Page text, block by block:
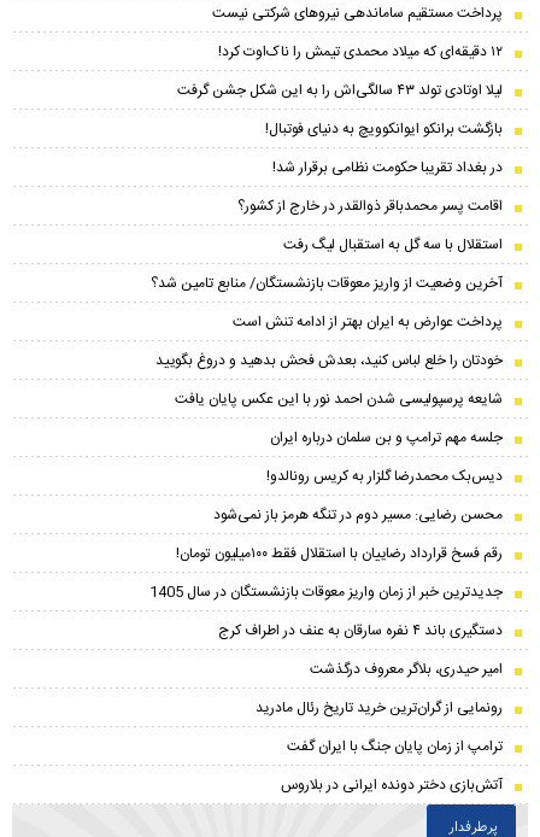
پرداخت مستقیم ساماندهی نیروهای شرکتی نیست
۱۲ دقیقه‌ای که میلاد محمدی تیمش را ناک‌اوت کرد!
لیلا اوتادی تولد ۴۳ سالگی‌اش را به این شکل جشن گرفت
بازگشت برانکو ایوانکوویچ به دنیای فوتبال!
در بغداد تقریبا حکومت نظامی برقرار شد!
اقامت پسر محمدباقر ذوالقدر در خارج از کشور؟
استقلال با سه گل به استقبال لیگ رفت
آخرین وضعیت از واریز معوقات بازنشستگان/ منابع تامین شد؟
پرداخت عوارض به ایران بهتر از ادامه تنش است
خودتان را خلع لباس کنید، بعدش فحش بدهید و دروغ بگویید
شایعه پرسپولیسی شدن احمد نور با این عکس پایان یافت
جلسه مهم ترامپ و بن سلمان درباره ایران
دیس‌بک محمدرضا گلزار به کریس رونالدو!
محسن رضایی: مسیر دوم در تنگه هرمز باز نمی‌شود
رقم فسخ قرارداد رضاییان با استقلال فقط ۱۰۰میلیون تومان!
جدیدترین خبر از زمان واریز معوقات بازنشستگان در سال 1405
دستگیری باند ۴ نفره سارقان به عنف در اطراف کرج
امیر حیدری، بلاگر معروف درگذشت
رونمایی از گران‌ترین خرید تاریخ رئال مادرید
ترامپ از زمان پایان جنگ با ایران گفت
آتش‌بازی دختر دونده ایرانی در بلاروس
پرطرفدار